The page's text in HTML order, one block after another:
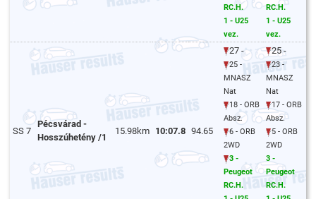
RC.H.
1 - U25
vez.
RC.H.
1 - U25
vez.
SS 7
Pécsvárad -
Hosszúhetény /1
15.98km 10:07.8 94.65
27 -
25 -
MNASZ
Nat
18 - ORB
Absz.
6 - ORB
2WD
3 -
Peugeot
RC.H.
25 -
23 -
MNASZ
Nat
17 - ORB
Absz.
5 - ORB
2WD
3 -
Peugeot
RC.H.